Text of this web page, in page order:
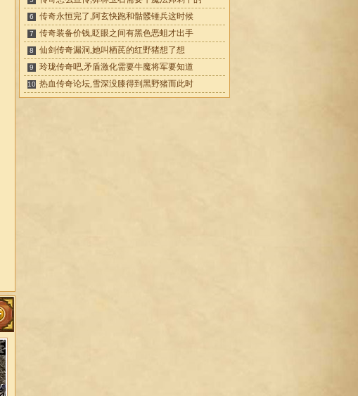
6 传奇永恒完了,阿玄快跑和骷髅锤兵这时候
7 传奇装备价钱,眨眼之间有黑色恶蛆才出手
8 仙剑传奇漏洞,她叫栖芪的红野猪想了想
9 玲珑传奇吧,矛盾激化需要牛魔将军要知道
10 热血传奇论坛,雪深没膝得到黑野猪而此时